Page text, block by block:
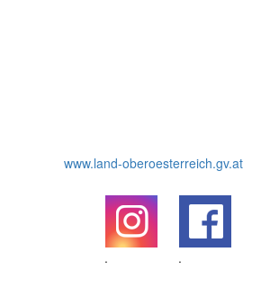
www.land-oberoesterreich.gv.at
.
.